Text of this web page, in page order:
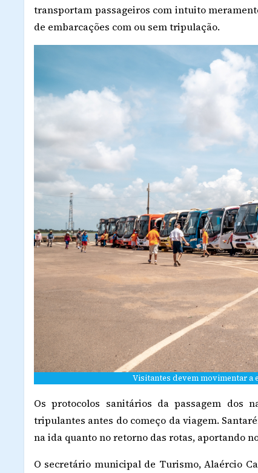
transportam passageiros com intuito
de embarcações com ou sem tripulação.
Visitantes devem movimentar a
Os protocolos sanitários da passagem dos
tripulantes antes do começo da viagem.
na ida quanto no retorno das rotas, aportando
O secretário municipal de Turismo, Alaércio